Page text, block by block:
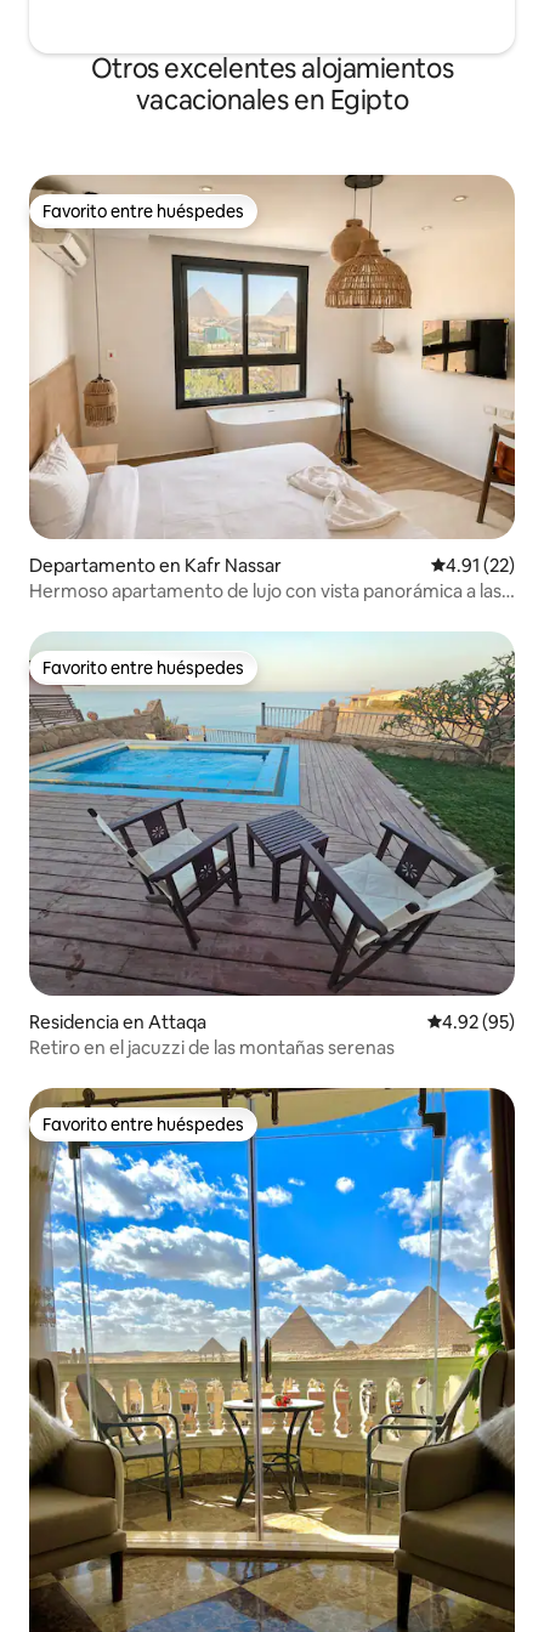
Otros excelentes alojamientos
vacacionales en Egipto
Favorito entre huéspedes
Favorito entre huéspedes
Departamento en Kafr Nassar Calificación
4.91 (22)
Hermoso apartamento de lujo con vista panorámica a las
Favorito entre huéspedes
Favorito entre huéspedes
Residencia en Attaqa Calificación
4.92 (95)
Retiro en el jacuzzi de las montañas serenas
Favorito entre huéspedes
Favorito entre huéspedes